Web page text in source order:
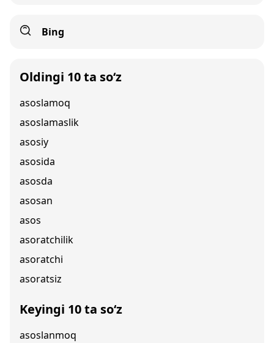
Bing
Oldingi 10 ta so‘z
asoslamoq
asoslamaslik
asosiy
asosida
asosda
asosan
asos
asoratchilik
asoratchi
asoratsiz
Keyingi 10 ta so‘z
asoslanmoq